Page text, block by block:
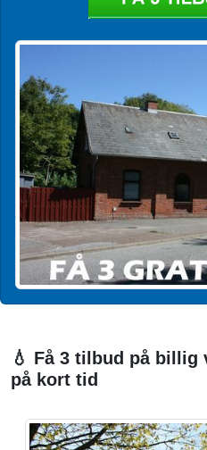
💧 Få 3 tilbud på billig
på kort tid